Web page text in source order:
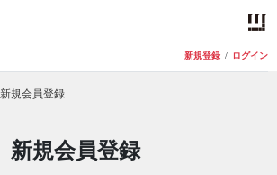
新規登録 / ログイン
新規会員登録
新規会員登録